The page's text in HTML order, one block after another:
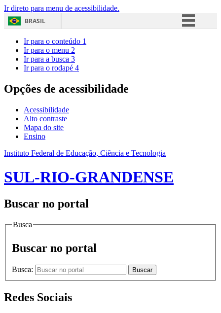
Ir direto para menu de acessibilidade.
BRASIL
Acesso à informação
Ir para o conteúdo 1
Ir para o menu 2
Ir para a busca 3
Ir para o rodapé 4
Opções de acessibilidade
Acessibilidade
Alto contraste
Mapa do site
Ensino
Instituto Federal de Educação, Ciência e Tecnologia
SUL-RIO-GRANDENSE
Buscar no portal
Busca
Buscar no portal
Busca: Buscar
Redes Sociais